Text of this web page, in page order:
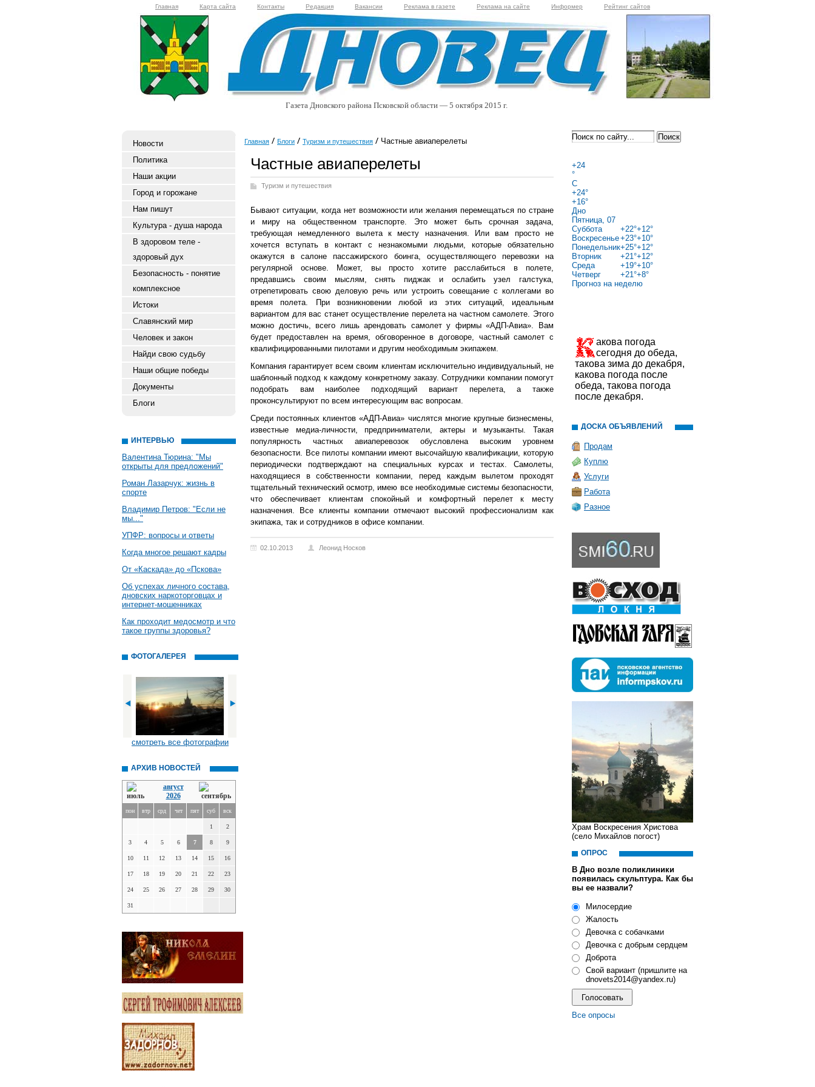
Главная Карта сайта Контакты Редакция Вакансии Реклама в газете Реклама на сайте Информер Рейтинг сайтов
Газета Дновского района Псковской области — 5 октября 2015 г.
Новости
Политика
Наши акции
Город и горожане
Нам пишут
Культура - душа народа
В здоровом теле -
здоровый дух
Безопасность - понятие
комплексное
Истоки
Славянский мир
Человек и закон
Найди свою судьбу
Наши общие победы
Документы
Блоги
ИНТЕРВЬЮ
Валентина Тюрина: "Мы
открыты для предложений"
Роман Лазарчук: жизнь в
спорте
Владимир Петров: "Если не
мы..."
УПФР: вопросы и ответы
Когда многое решают кадры
От «Каскада» до «Пскова»
Об успехах личного состава,
дновских наркоторговцах и
интернет-мошенниках
Как проходит медосмотр и что
такое группы здоровья?
ФОТОГАЛЕРЕЯ
смотреть все фотографии
АРХИВ НОВОСТЕЙ
август
2026
пон втр срд чет пят суб вск
1 2
3 4 5 6 7 8 9
10 11 12 13 14 15 16
17 18 19 20 21 22 23
24 25 26 27 28 29 30
31
Главная Блоги Туризм и путешествия Частные авиаперелеты
Частные авиаперелеты
Туризм и путешествия
Бывают ситуации, когда нет возможности или желания перемещаться по стране
и миру на общественном транспорте. Это может быть срочная задача,
требующая немедленного вылета к месту назначения. Или вам просто не
хочется вступать в контакт с незнакомыми людьми, которые обязательно
окажутся в салоне пассажирского боинга, осуществляющего перевозки на
регулярной основе. Может, вы просто хотите расслабиться в полете,
предавшись своим мыслям, снять пиджак и ослабить узел галстука,
отрепетировать свою деловую речь или устроить совещание с коллегами во
время полета. При возникновении любой из этих ситуаций, идеальным
вариантом для вас станет осуществление перелета на частном самолете. Этого
можно достичь, всего лишь арендовать самолет у фирмы «АДП-Авиа». Вам
будет предоставлен на время, обговоренное в договоре, частный самолет с
квалифицированными пилотами и другим необходимым экипажем.
Компания гарантирует всем своим клиентам исключительно индивидуальный, не
шаблонный подход к каждому конкретному заказу. Сотрудники компании помогут
подобрать вам наиболее подходящий вариант перелета, а также
проконсультируют по всем интересующим вас вопросам.
Среди постоянных клиентов «АДП-Авиа» числятся многие крупные бизнесмены,
известные медиа-личности, предприниматели, актеры и музыканты. Такая
популярность частных авиаперевозок обусловлена высоким уровнем
безопасности. Все пилоты компании имеют высочайшую квалификации, которую
периодически подтверждают на специальных курсах и тестах. Самолеты,
находящиеся в собственности компании, перед каждым вылетом проходят
тщательный технический осмотр, имею все необходимые системы безопасности,
что обеспечивает клиентам спокойный и комфортный перелет к месту
назначения. Все клиенты компании отмечают высокий профессионализм как
экипажа, так и сотрудников в офисе компании.
02.10.2013 Леонид Носков
+24
°
C
+24°
+16°
Дно
Пятница, 07
Суббота
+22°+12°
Воскресенье+23°+10°
Понедельник+25°+12°
Вторник
+21°+12°
Среда
+19°+10°
Четверг
+21°+8°
Прогноз на неделю
акова погода
сегодня до обеда,
такова зима до декабря,
какова погода после
обеда, такова погода
после декабря.
ДОСКА ОБЪЯВЛЕНИЙ
Продам
Куплю
Услуги
Работа
Разное
Храм Воскресения Христова
(село Михайлов погост)
ОПРОС
В Дно возле поликлиники
появилась скульптура. Как бы
вы ее назвали?
Милосердие
Жалость
Девочка с собачками
Девочка с добрым сердцем
Доброта
Свой вариант (пришлите на
dnovets2014@yandex.ru)
Все опросы